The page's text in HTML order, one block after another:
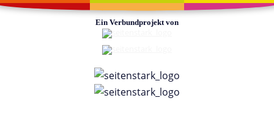
Ein Verbundprojekt von